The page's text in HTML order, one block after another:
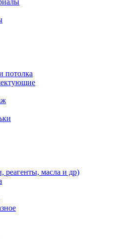
потолка
реагенты, масла и др)